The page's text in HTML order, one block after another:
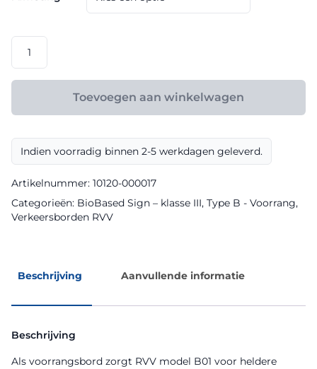
€ 240,00
model
B01
III
Sign
aantal
Toevoegen aan winkelwagen
Indien voorradig binnen 2-5 werkdagen geleverd.
Artikelnummer: 10120-000017
Categorieën: BioBased Sign – klasse III, Type B - Voorrang,
Verkeersborden RVV
Beschrijving Aanvullende informatie
Beschrijving
Als voorrangsbord zorgt RVV model B01 voor heldere